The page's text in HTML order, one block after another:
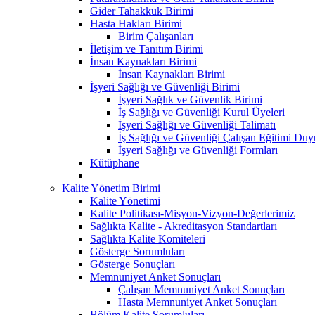
Gider Tahakkuk Birimi
Hasta Hakları Birimi
Birim Çalışanları
İletişim ve Tanıtım Birimi
İnsan Kaynakları Birimi
İnsan Kaynakları Birimi
İşyeri Sağlığı ve Güvenliği Birimi
İşyeri Sağlık ve Güvenlik Birimi
İş Sağlığı ve Güvenliği Kurul Üyeleri
İşyeri Sağlığı ve Güvenliği Talimatı
İş Sağlığı ve Güvenliği Çalışan Eğitimi
İşyeri Sağlığı ve Güvenliği Formları
Kütüphane
Kalite Yönetim Birimi
Kalite Yönetimi
Kalite Politikası-Misyon-Vizyon-Değerlerimiz
Sağlıkta Kalite - Akreditasyon Standartları
Sağlıkta Kalite Komiteleri
Gösterge Sorumluları
Gösterge Sonuçları
Memnuniyet Anket Sonuçları
Çalışan Memnuniyet Anket Sonuçları
Hasta Memnuniyet Anket Sonuçları